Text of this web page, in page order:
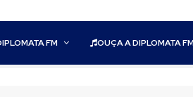
FM OUÇA A DIPLOMATA